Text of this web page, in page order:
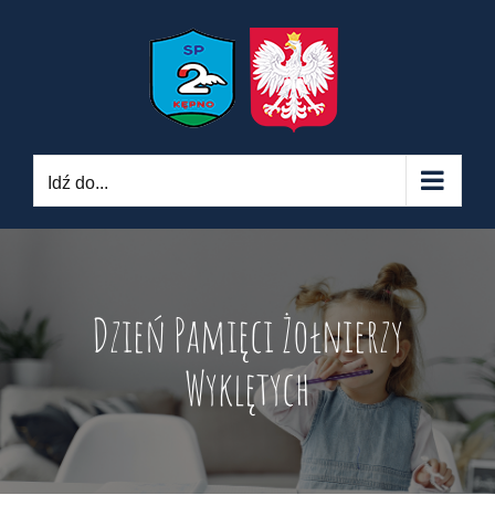
Idź do...
Dzień Pamięci Żołnierzy
Wyklętych